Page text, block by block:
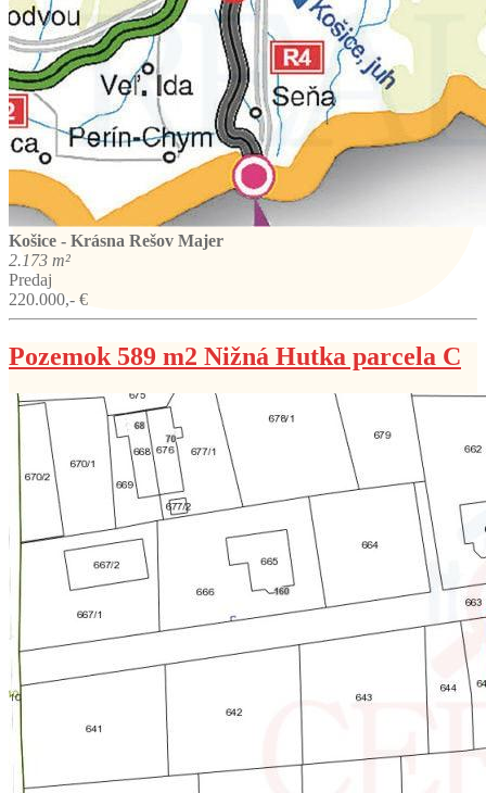
Košice - Krásna Rešov Majer
2.173 m²
Predaj
220.000,- €
Pozemok 589 m2 Nižná Hutka parcela C